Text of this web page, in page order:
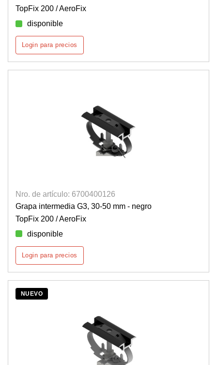
TopFix 200 / AeroFix
disponible
Login para precios
Nro. de artículo: 6700400126
Grapa intermedia G3, 30-50 mm - negro
TopFix 200 / AeroFix
disponible
Login para precios
NUEVO